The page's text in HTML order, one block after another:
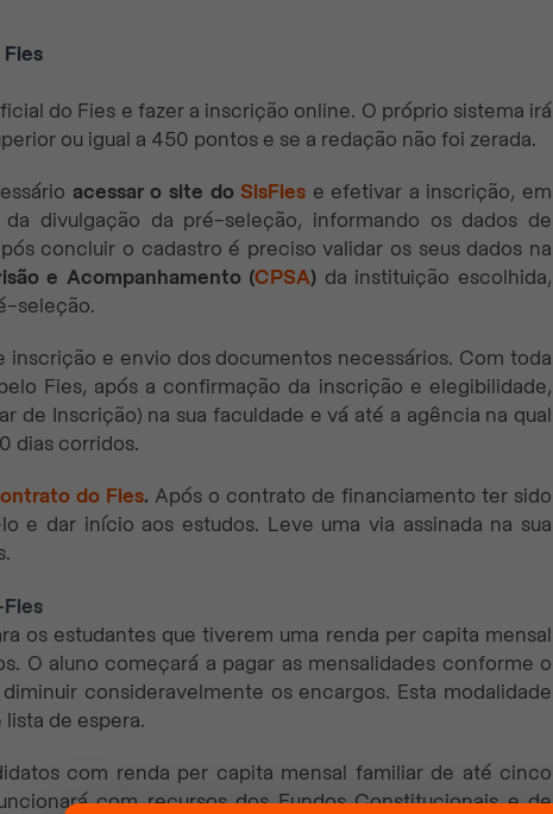
Fies
do Fies e fazer a inscrição online. O próprio sistema irá
ou igual a 450 pontos e se a redação não foi zerada.
acessar o site doSisFies e efetivar a inscrição, em
divulgação da pré-seleção, informando os dados de
concluir o cadastro é preciso validar os seus dados na
e Acompanhamento (CPSA) da instituição escolhida,
seleção.
inscrição e envio dos documentos necessários. Com toda
Fies, após a confirmação da inscrição e elegibilidade,
de Inscrição) na sua faculdade e vá até a agência na qual
dias corridos.
do Fies. Após o contrato de financiamento ter sido
e dar início aos estudos. Leve uma via assinada na sua
os estudantes que tiverem uma renda per capita mensal
O aluno começará a pagar as mensalidades conforme o
consideravelmente os encargos. Esta modalidade
de espera.
com renda per capita mensal familiar de até cinco
com recursos dos Fundos Constitucionais e de